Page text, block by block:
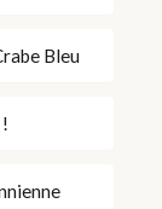
Bleu